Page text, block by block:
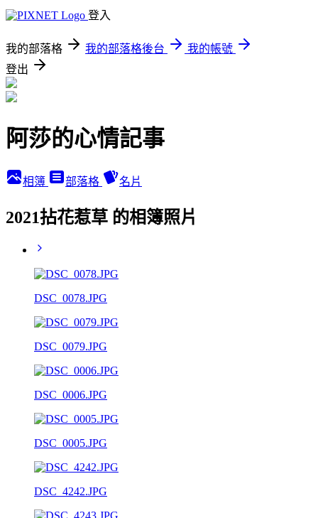
登入
我的部落格 我的部落格後台
我的帳號
登出
阿莎的心情記事
相簿 部落格 名片
2021拈花惹草 的相簿照片
DSC_0078.JPG
DSC_0079.JPG
DSC_0006.JPG
DSC_0005.JPG
DSC_4242.JPG